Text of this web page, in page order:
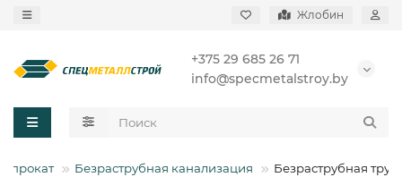
Жлобин
+375 29 685 26 71
info@specmetalstroy.by
прокат Безраструбная канализация Безраструбная